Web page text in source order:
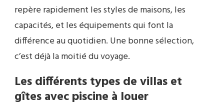
repère rapidement les styles de maisons, les
capacités, et les équipements qui font la
différence au quotidien. Une bonne sélection,
c’est déjà la moitié du voyage.
Les différents types de villas et
gîtes avec piscine à louer